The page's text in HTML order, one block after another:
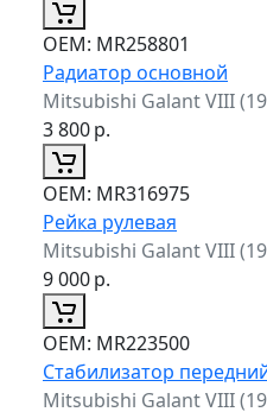
ОЕМ: MR258801
Радиатор основной
Mitsubishi Galant VIII
3 800р.
ОЕМ: MR316975
Рейка рулевая
Mitsubishi Galant VIII
9 000р.
ОЕМ: MR223500
Стабилизатор
Mitsubishi Galant VIII